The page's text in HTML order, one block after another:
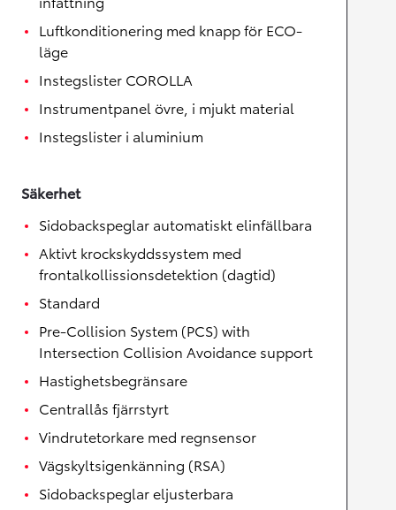
Luftkonditionering med knapp för ECO-
läge
Instegslister COROLLA
Instrumentpanel övre, i mjukt material
Instegslister i aluminium
Säkerhet
Sidobackspeglar automatiskt elinfällbara
Aktivt krockskyddssystem med
frontalkollissionsdetektion (dagtid)
Standard
Pre-Collision System (PCS) with
Intersection Collision Avoidance support
Hastighetsbegränsare
Centrallås fjärrstyrt
Vindrutetorkare med regnsensor
Vägskyltsigenkänning (RSA)
Sidobackspeglar eljusterbara